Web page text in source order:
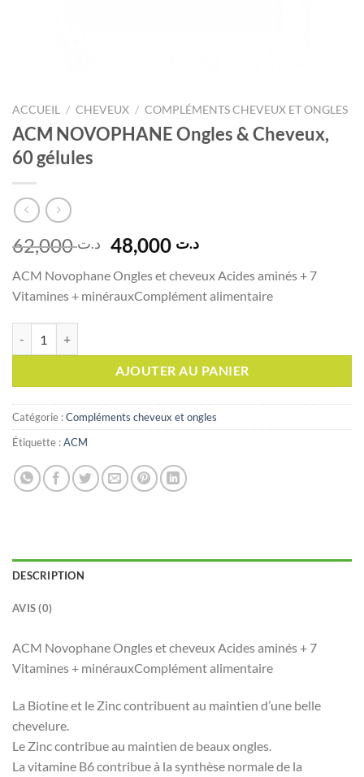
ACCUEIL / CHEVEUX / COMPLÉMENTS CHEVEUX ET ONGLES
ACM NOVOPHANE Ongles & Cheveux,
60 gélules
د.ت62,000
Le
prix
initial
était :
د.تLe
actuel
est :
ACM Novophane Ongles et cheveux Acides aminés + 7
Vitamines + minérauxComplément alimentaire
AJOUTER AU PANIER
Catégorie :Compléments cheveux et ongles
Étiquette :ACM
DESCRIPTION
AVIS (0)
ACM Novophane Ongles et cheveux Acides aminés + 7
Vitamines + minérauxComplément alimentaire
La Biotine et le Zinc contribuent au maintien d’une belle
chevelure.
Le Zinc contribue au maintien de beaux ongles.
La vitamine B6 contribue à la synthèse normale de la